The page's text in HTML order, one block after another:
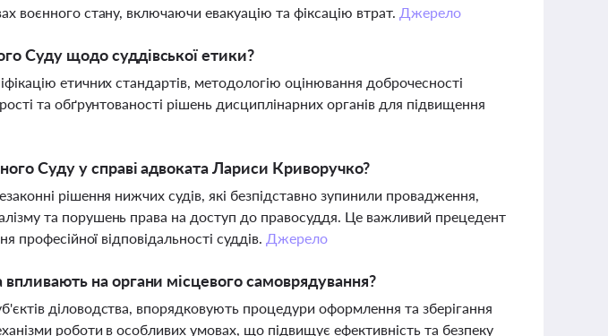
воєнного стану, включаючи евакуацію та фіксацію втрат. Джерело
Суду щодо суддівської етики?
етичних стандартів, методологію оцінювання доброчесності
та обґрунтованості рішень дисциплінарних органів для підвищення
Суду у справі адвоката Лариси Криворучко?
рішення нижчих судів, які безпідставно зупинили провадження,
та порушень права на доступ до правосуддя. Це важливий прецедент
професійної відповідальності суддів. Джерело
на органи місцевого самоврядування?
діловодства, впорядковують процедури оформлення та зберігання
роботи в особливих умовах, що підвищує ефективність та безпеку